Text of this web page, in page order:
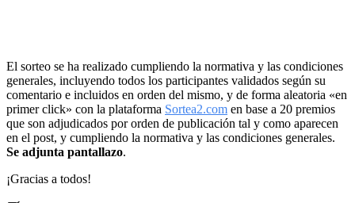
El sorteo se ha realizado cumpliendo la normativa y las condiciones
generales, incluyendo todos los participantes validados según su
comentario e incluidos en orden del mismo, y de forma aleatoria «en
primer click» con la plataforma Sortea2.com en base a 20 premios
que son adjudicados por orden de publicación tal y como aparecen
en el post, y cumpliendo la normativa y las condiciones generales.
Se adjunta pantallazo.
¡Gracias a todos!